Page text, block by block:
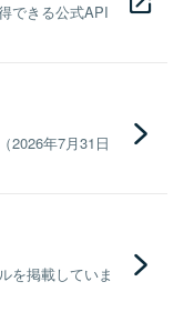
できる公式API
2026年7月31日
を掲載していま